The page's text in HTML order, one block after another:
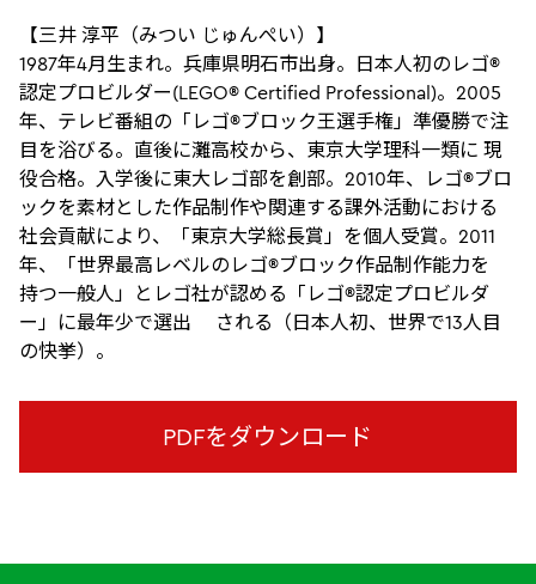
【三井 淳平（みつい じゅんぺい）】
1987年4月生まれ。兵庫県明石市出身。日本人初のレゴ®
認定プロビルダー(LEGO® Certified Professional)。2005
年、テレビ番組の「レゴ®ブロック王選手権」準優勝で注
目を浴びる。直後に灘高校から、東京大学理科一類に 現
役合格。入学後に東大レゴ部を創部。2010年、レゴ®ブロ
ックを素材とした作品制作や関連する課外活動における
社会貢献により、「東京大学総長賞」を個人受賞。2011
年、「世界最高レベルのレゴ®ブロック作品制作能力を
持つ一般人」とレゴ社が認める「レゴ®認定プロビルダ
ー」に最年少で選出 される（日本人初、世界で13人目
の快挙）。
PDFをダウンロード